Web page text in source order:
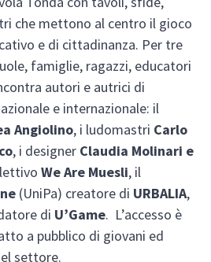
che mettono al centro il gioco
e di cittadinanza. Per tre
famiglie, ragazzi, educatori
autori e autrici di
e internazionale: il
Angiolino, i ludomastri Carlo
, i designer Claudia Molinari e
We Are Muesli, il
(UniPa) creatore di URBALIA,
di U’Game. L’accesso è
a pubblico di giovani ed
settore.